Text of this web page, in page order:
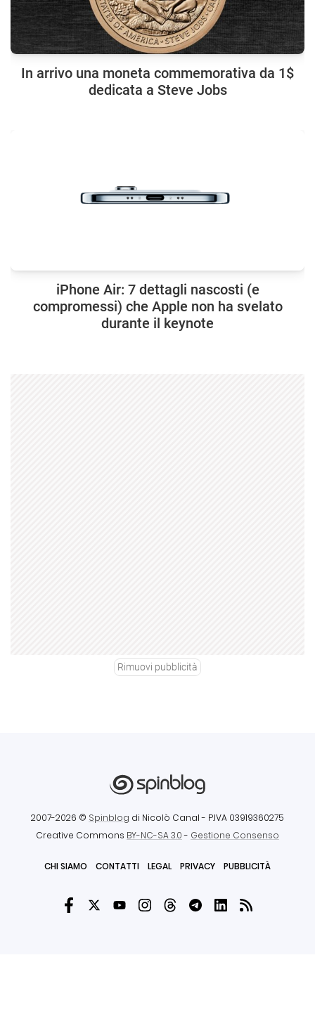
In arrivo una moneta commemorativa da 1$
dedicata a Steve Jobs
iPhone Air: 7 dettagli nascosti (e
compromessi) che Apple non ha svelato
durante il keynote
Rimuovi pubblicità
2007-2026 © Spinblog di Nicolò Canal - P.IVA 03919360275
Creative Commons BY-NC-SA 3.0- Gestione Consenso
CHI SIAMO CONTATTI LEGAL PRIVACY PUBBLICITÀ